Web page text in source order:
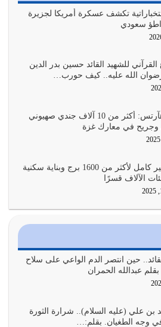
نفسك هنا اترك القرآن على أصله
لديك على…
الله معناه أن تكون نقاط الضعف
عليه إذا…
تكون خير امة أخرجت للناس بالنهوض
عن…
أن يخضع لآرائنا وأهوائنا
في كيانها معناه أنها أصبحت
كل…
تكشف عسكرة أمريكا لجزيرة
سعودي
القرآني للشهيد القائد حسين بدر الدين
رضوان الله عليه.. كيف حورب…
صحيفة هآرتس: أكثر من 10 آلاف جندي صهيوني
وجريح في معارك غزة
غزة: تدمير كامل لأكثر من 1600 برج وبناية سكنية
الآلاف قسرًا
حين انتصر الدم الواعي على سلاح
بقلم عبدالله الحمران
بن علي (عليه السلام).. شرارة الثورة
في وجه الطغيان. بقلم:…